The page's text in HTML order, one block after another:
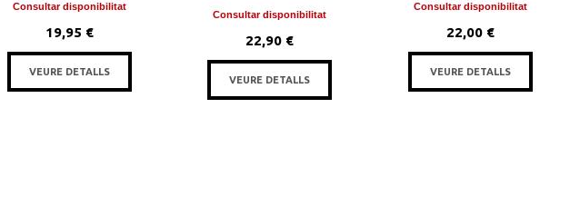
Consultar disponibilitat
19,95 €
VEURE DETALLS
Consultar disponibilitat
22,90 €
VEURE DETALLS
Consultar disponibilitat
22,00 €
VEURE DETALLS